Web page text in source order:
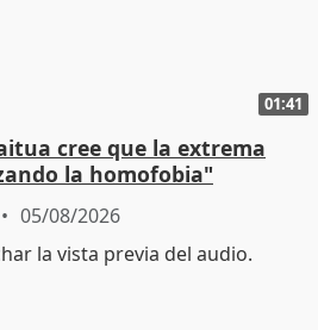
01:41
cree que la extrema
la homofobia"
05/08/2026